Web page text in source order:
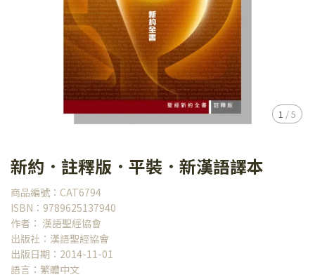
1 /5
新約．註釋版．平裝．新漢語譯本
商品編號：CAT6794
ISBN：9789625137940
作者： 漢語聖經協會
出版社：漢語聖經協會
出版日期：2014-11-01
語言：繁體中文